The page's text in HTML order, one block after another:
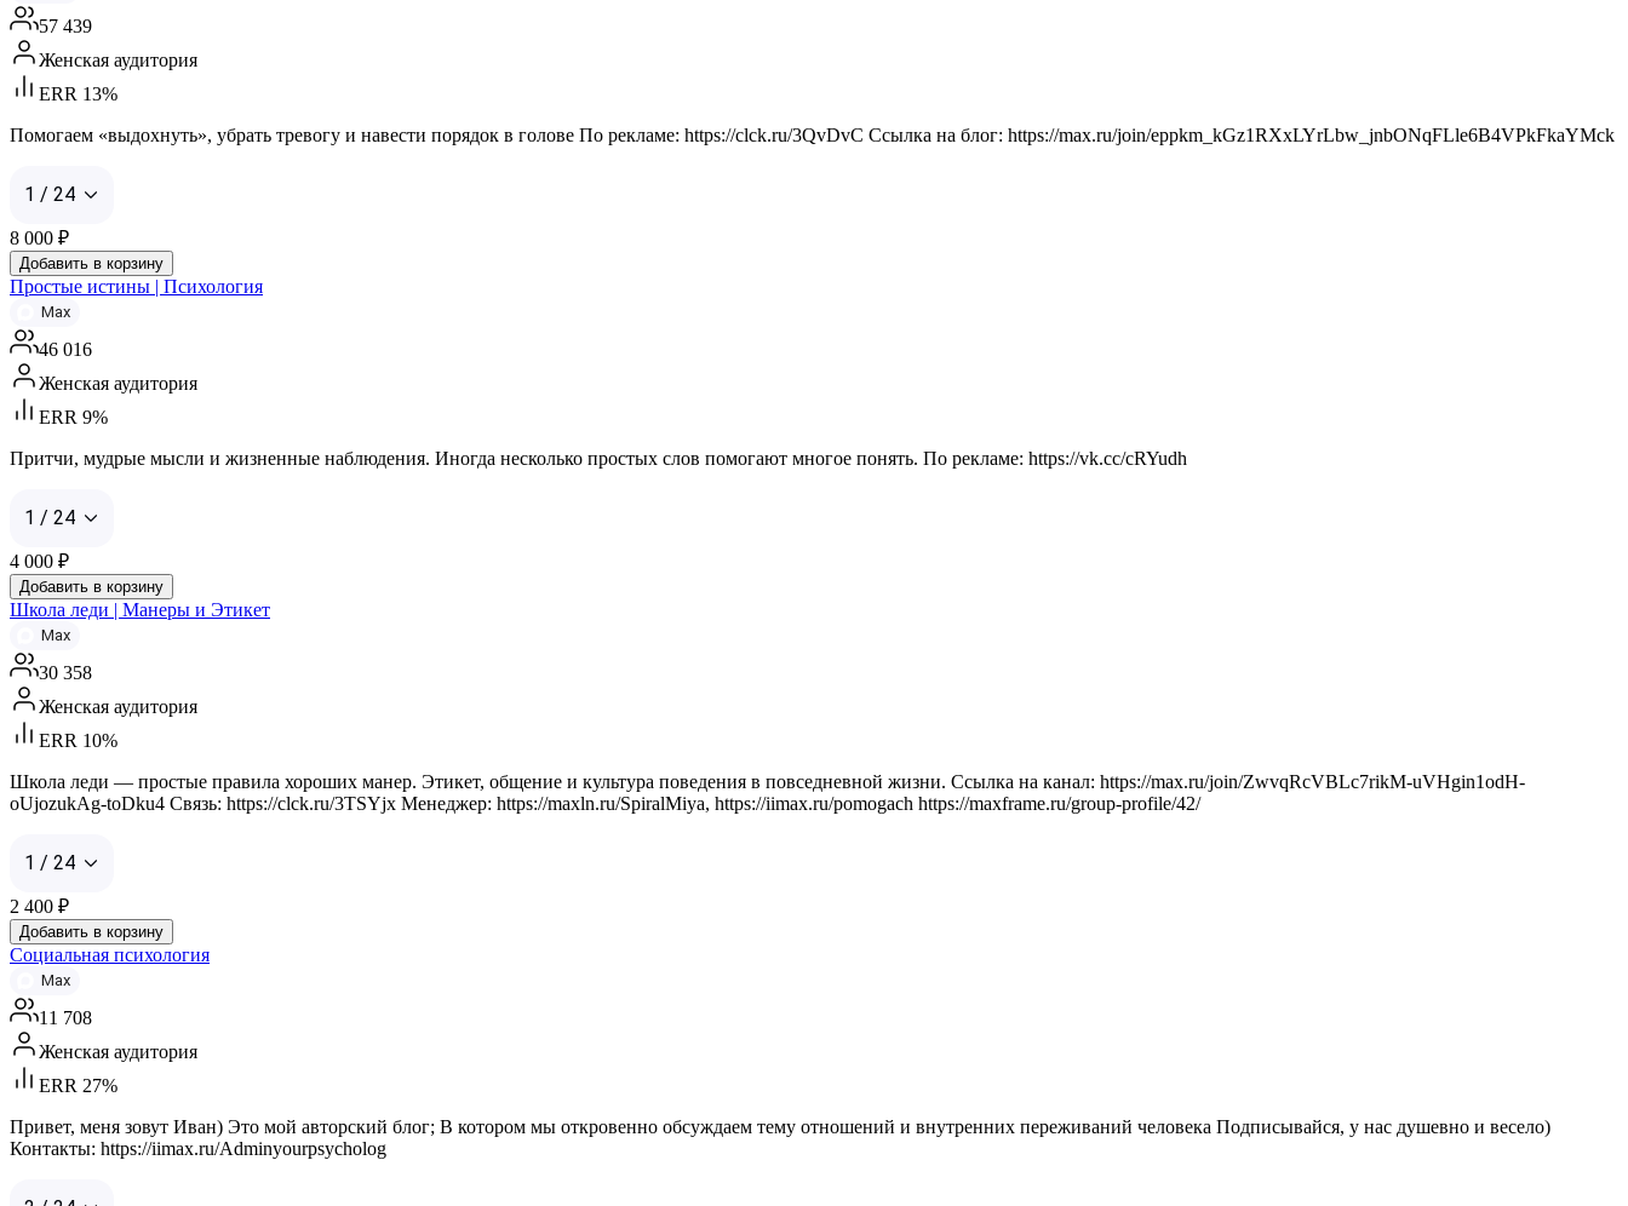
57 439
Женская аудитория
ERR 13%
Помогаем «выдохнуть», убрать тревогу и навести порядок в голове По рекламе: https://clck.ru/3QvDvC Ссылка на блог: https://max.ru/join/eppkm_kGz1RXxLYrLbw_jnbONqFLle6B4VPkFkaYMck
1 / 24
8 000 ₽
Добавить в корзину
Простые истины | Психология
Max
46 016
Женская аудитория
ERR 9%
Притчи, мудрые мысли и жизненные наблюдения. Иногда несколько простых слов помогают многое понять. По рекламе: https://vk.cc/cRYudh
1 / 24
4 000 ₽
Добавить в корзину
Школа леди | Манеры и Этикет
Max
30 358
Женская аудитория
ERR 10%
Школа леди — простые правила хороших манер. Этикет, общение и культура поведения в повседневной жизни. Ссылка на канал: https://max.ru/join/ZwvqRcVBLc7rikM-uVHgin1odH-
oUjozukAg-toDku4 Связь: https://clck.ru/3TSYjx Менеджер: https://maxln.ru/SpiralMiya, https://iimax.ru/pomogach https://maxframe.ru/group-profile/42/
1 / 24
2 400 ₽
Добавить в корзину
Социальная психология
Max
11 708
Женская аудитория
ERR 27%
Привет, меня зовут Иван) Это мой авторский блог; В котором мы откровенно обсуждаем тему отношений и внутренних переживаний человека Подписывайся, у нас душевно и весело)
Контакты: https://iimax.ru/Adminyourpsycholog